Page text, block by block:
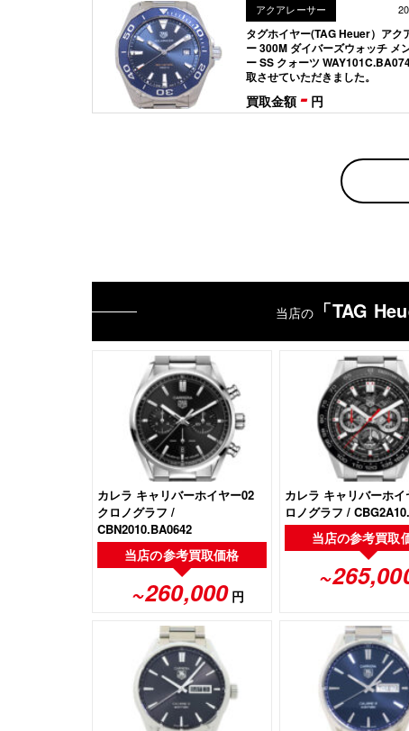
アクアレーサー
タグホイヤー(TAG Heuer）アク
ー 300M ダイバーズウォッチ メ
ー SS クォーツ
取させていただきました。
買取金額- 円
当店の 「TAG
カレラ キャリバーホイヤー02
クロノグラフ /
CBN2010.BA0642
当店の参考買取価格
~260,000円
カレラ キャリバーホイ
ロノグラフ /
当店の参考買取